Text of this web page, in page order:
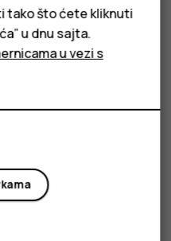
za
tako što ćete kliknuti
u dnu sajta.
u vezi s